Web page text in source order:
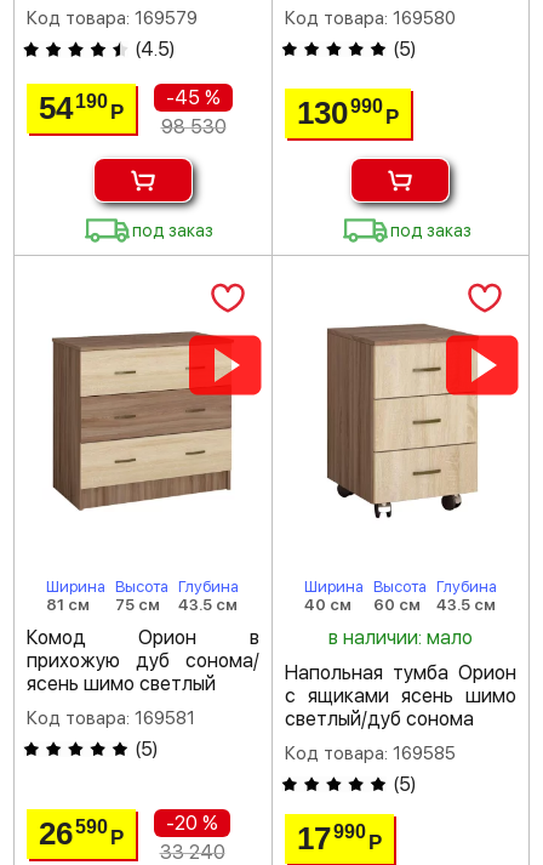
Код товара: 169579
(4.5)
54190Р
-45 %
98 530
под заказ
Код товара: 169580
(5)
130990 Р
под заказ
Ширина
81 см
Высота
75 см
Глубина
43.5 см
Комод Орион в
прихожую дуб сонома/
ясень шимо светлый
Код товара: 169581
(5)
26590Р
-20 %
33 240
Ширина
40 см
Высота
60 см
Глубина
43.5 см
в наличии: мало
Напольная тумба Орион
с ящиками ясень шимо
светлый/дуб сонома
Код товара: 169585
(5)
17990 Р